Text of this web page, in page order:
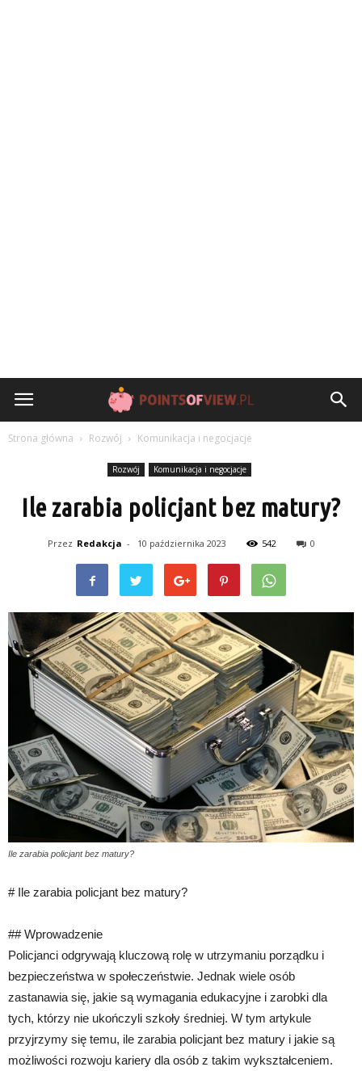
pointsofview.pl
Strona główna Rozwój Komunikacja i negocjacje
Rozwój Komunikacja i negocjacje
Ile zarabia policjant bez matury?
Przez Redakcja - 10 października 2023 542 0
Ile zarabia policjant bez matury?
# Ile zarabia policjant bez matury?
## Wprowadzenie
Policjanci odgrywają kluczową rolę w utrzymaniu porządku i
bezpieczeństwa w społeczeństwie. Jednak wiele osób
zastanawia się, jakie są wymagania edukacyjne i zarobki dla
tych, którzy nie ukończyli szkoły średniej. W tym artykule
przyjrzymy się temu, ile zarabia policjant bez matury i jakie są
możliwości rozwoju kariery dla osób z takim wykształceniem.